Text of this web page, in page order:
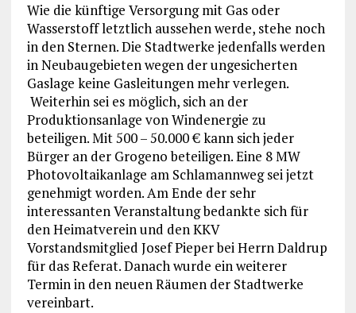
Wie die künftige Versorgung mit Gas oder
Wasserstoff letztlich aussehen werde, stehe noch
in den Sternen. Die Stadtwerke jedenfalls werden
in Neubaugebieten wegen der ungesicherten
Gaslage keine Gasleitungen mehr verlegen.
Weiterhin sei es möglich, sich an der
Produktionsanlage von Windenergie zu
beteiligen. Mit 500 – 50.000 € kann sich jeder
Bürger an der Grogeno beteiligen. Eine 8 MW
Photovoltaikanlage am Schlamannweg sei jetzt
genehmigt worden. Am Ende der sehr
interessanten Veranstaltung bedankte sich für
den Heimatverein und den KKV
Vorstandsmitglied Josef Pieper bei Herrn Daldrup
für das Referat. Danach wurde ein weiterer
Termin in den neuen Räumen der Stadtwerke
vereinbart.